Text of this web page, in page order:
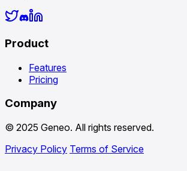
Product
Features
Pricing
Company
© 2025 Geneo. All rights reserved.
Privacy Policy Terms of Service